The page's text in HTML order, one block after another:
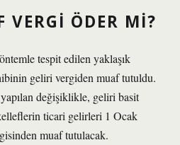
VERGI ÖDER MI?
tespit edilen yaklaşık
geliri vergiden muaf tutuldu.
değişiklikle, geliri basit
ticari gelirleri 1 Ocak
muaf tutulacak.